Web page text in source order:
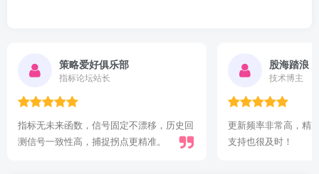
股海踏浪
技术博主
更新频率非常高，精准复盘有据可依，技术
支持也很及时！
指标爱好者
指标很好！有参考价